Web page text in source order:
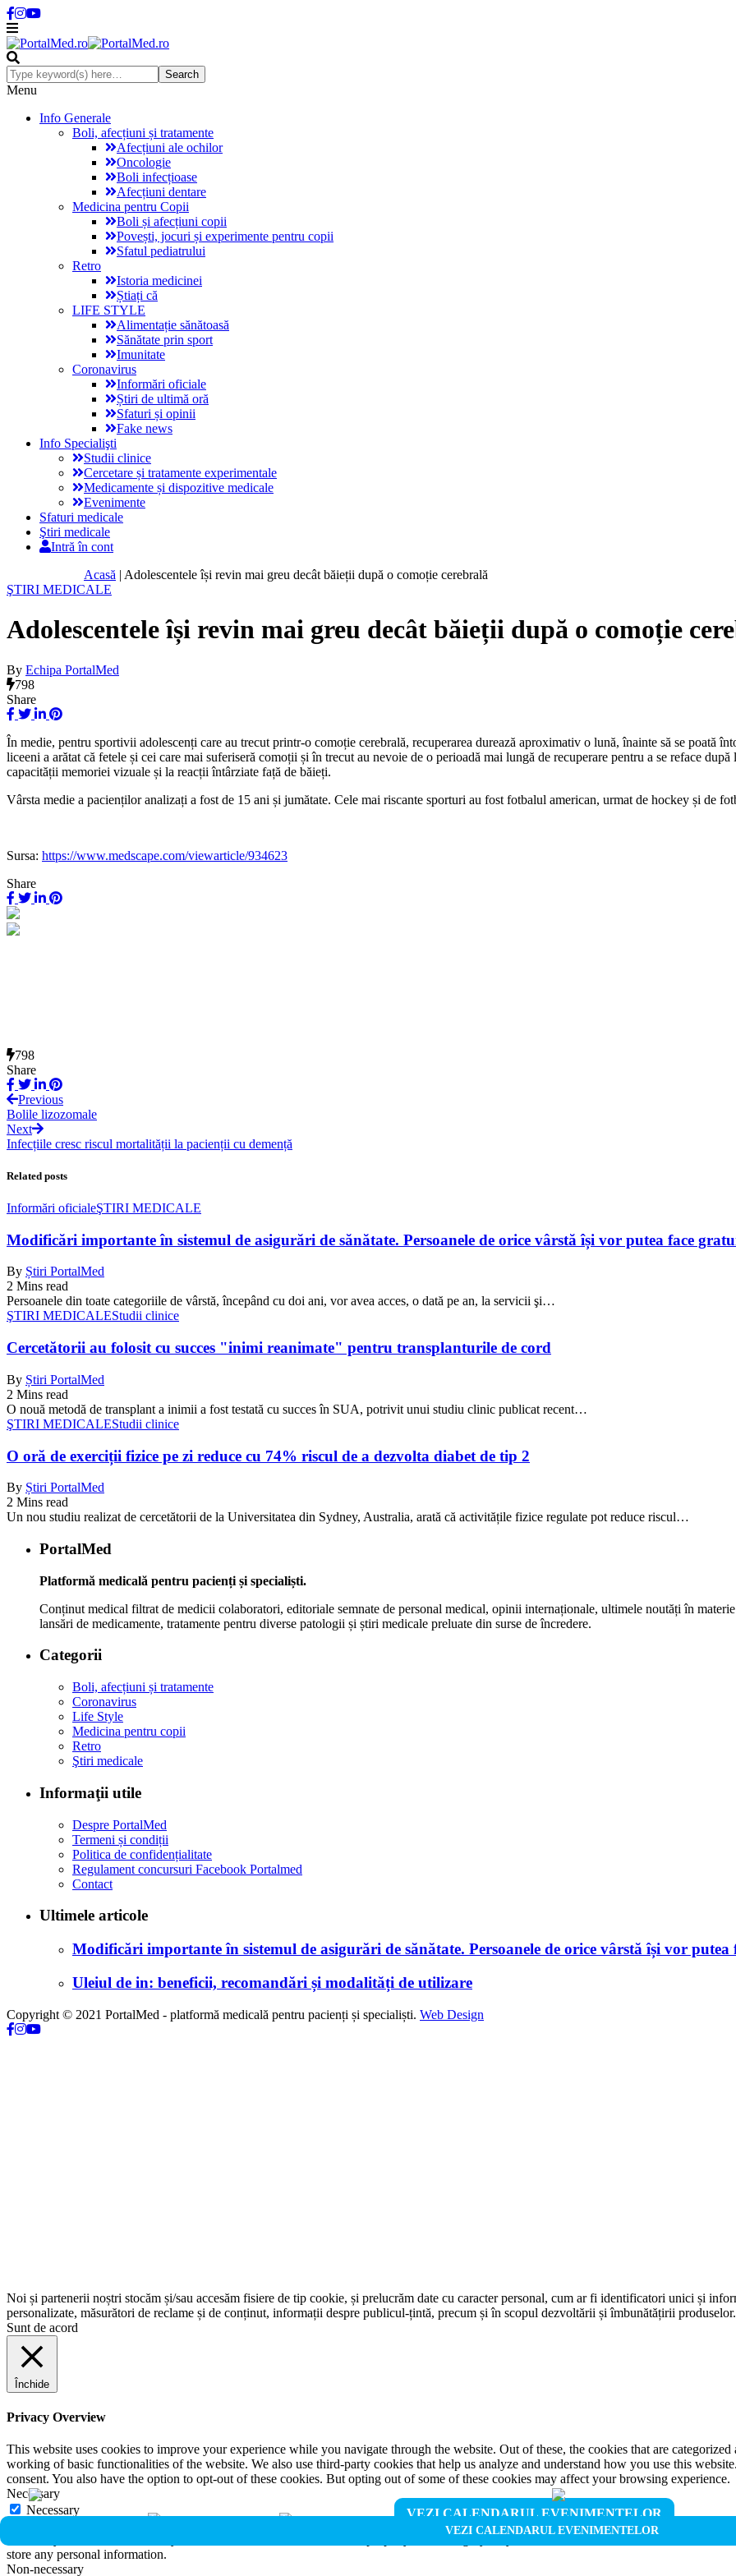
Menu
Info Generale
Boli, afecțiuni și tratamente
Afecțiuni ale ochilor
Oncologie
Boli infecțioase
Afecțiuni dentare
Medicina pentru Copii
Boli și afecțiuni copii
Povești, jocuri și experimente pentru copii
Sfatul pediatrului
Retro
Istoria medicinei
Știați că
LIFE STYLE
Alimentație sănătoasă
Sănătate prin sport
Imunitate
Coronavirus
Informări oficiale
Știri de ultimă oră
Sfaturi și opinii
Fake news
Info Specialişti
Studii clinice
Cercetare și tratamente experimentale
Medicamente și dispozitive medicale
Evenimente
Sfaturi medicale
Ştiri medicale
Intră în cont
Acasă | Adolescentele își revin mai greu decât băieții după o comoție cerebrală
ŞTIRI MEDICALE
Adolescentele își revin mai greu decât băieții după o comoție
By Echipa PortalMed
798
Share
În medie, pentru sportivii adolescenți care au trecut printr-o comoție cerebrală, recuperarea durează aproximativ o lună, înainte să se poată
liceeni a arătat că fetele și cei care mai suferiseră comoții și în trecut au nevoie de o perioadă mai lungă de recuperare pentru a se reface
capacității memoriei vizuale și la reacții întârziate față de băieți.
Vârsta medie a pacienților analizați a fost de 15 ani și jumătate. Cele mai riscante sporturi au fost fotbalul american, urmat de hockey și de
Sursa: https://www.medscape.com/viewarticle/934623
Share
VEZI CALENDARUL EVENIMENTELOR
VEZI CALENDARUL EVENIMENTELOR
798
Share
Previous
Bolile lizozomale
Next
Infecțiile cresc riscul mortalității la pacienții cu demență
Related posts
Informări oficialeŞTIRI MEDICALE
Modificări importante în sistemul de asigurări de sănătate. Persoanele de orice vârstă își vor putea face
By Știri PortalMed
2 Mins read
Persoanele din toate categoriile de vârstă, începând cu doi ani, vor avea acces, o dată pe an, la servicii şi…
ŞTIRI MEDICALEStudii clinice
Cercetătorii au folosit cu succes "inimi reanimate" pentru transplanturile de cord
By Știri PortalMed
2 Mins read
O nouă metodă de transplant a inimii a fost testată cu succes în SUA, potrivit unui studiu clinic publicat recent…
ŞTIRI MEDICALEStudii clinice
O oră de exerciții fizice pe zi reduce cu 74% riscul de a dezvolta diabet de tip 2
By Știri PortalMed
2 Mins read
Un nou studiu realizat de cercetătorii de la Universitatea din Sydney, Australia, arată că activitățile fizice regulate pot reduce riscul…
PortalMed
Platformă medicală pentru pacienți și specialiști.
Conținut medical filtrat de medicii colaboratori, editoriale semnate de personal medical, opinii internaționale, ultimele noutăți în
lansări de medicamente, tratamente pentru diverse patologii și știri medicale preluate din surse de încredere.
Categorii
Boli, afecțiuni și tratamente
Coronavirus
Life Style
Medicina pentru copii
Retro
Ştiri medicale
Informaţii utile
Despre PortalMed
Termeni și condiții
Politica de confidențialitate
Regulament concursuri Facebook Portalmed
Contact
Ultimele articole
Modificări importante în sistemul de asigurări de sănătate. Persoanele de orice vârstă își vor
Uleiul de in: beneficii, recomandări și modalități de utilizare
Copyright © 2021 PortalMed - platformă medicală pentru pacienți și specialiști. Web Design
Noi și partenerii noștri stocăm și/sau accesăm fisiere de tip cookie, și prelucrăm date cu caracter personal, cum ar fi identificatori unici și
personalizate, măsurători de reclame și de conținut, informații despre publicul-țintă, precum și în scopul dezvoltării și îmbunătățirii produselor.
Sunt de acord
Închide
Privacy Overview
This website uses cookies to improve your experience while you navigate through the website. Out of these, the cookies that are categorized
working of basic functionalities of the website. We also use third-party cookies that help us analyze and understand how you use this
consent. You also have the option to opt-out of these cookies. But opting out of some of these cookies may affect your browsing experience.
Necessary
Necessary
store any personal information.
Non-necessary